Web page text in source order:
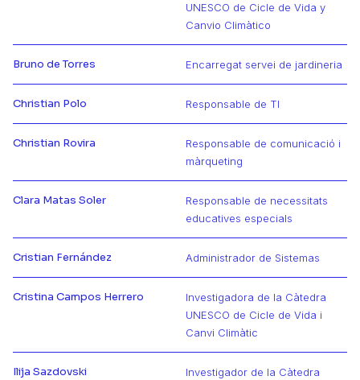
UNESCO de Cicle de Vida y
Canvio Climàtico
Más información de Astrid
Bruno de Torres Encarregat servei de jardineria
Más información de Bruno
Christian Polo Responsable de TI
Más información de Christian
Christian Rovira
Responsable de comunicació i
màrqueting
Más información de Christian
Clara Matas Soler
Responsable de necessitats
educatives especials
Más información de Clara
Cristian Fernández Administrador de Sistemas
Más información de Cristian
Cristina Campos Herrero
Investigadora de la Càtedra
UNESCO de Cicle de Vida i
Canvi Climàtic
Más información de Cristina
Ilija Sazdovski
Investigador de la Càtedra